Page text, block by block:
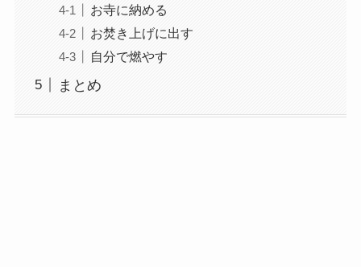
お寺に納める
お焚き上げに出す
自分で燃やす
まとめ